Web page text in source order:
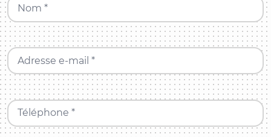
Nom *
Adresse e-mail *
Téléphone *